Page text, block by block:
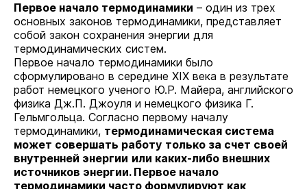
Первое начало термодинамики – один из трех
основных законов термодинамики, представляет
собой закон сохранения энергии для
термодинамических систем.
Первое начало термодинамики было
сформулировано в середине XIX века в результате
работ немецкого ученого Ю.Р. Майера, английского
физика Дж.П. Джоуля и немецкого физика Г.
Гельмгольца. Согласно первому началу
термодинамики, термодинамическая система
может совершать работу только за счет своей
внутренней энергии или каких-либо внешних
источников энергии. Первое начало
термодинамики часто формулируют как